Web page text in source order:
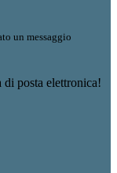
un messaggio
posta elettronica!